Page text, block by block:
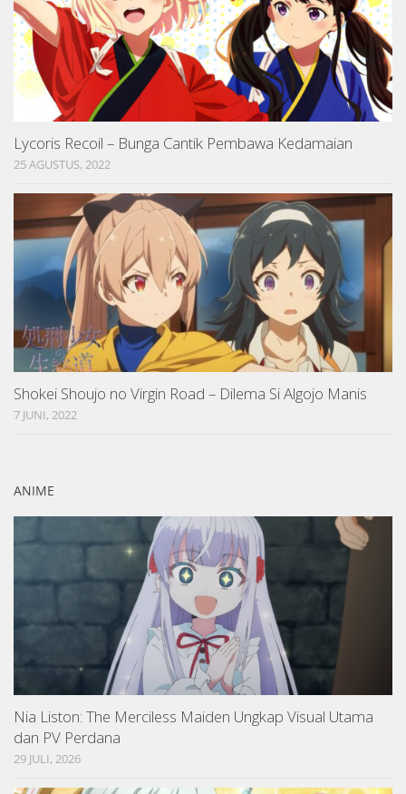
Lycoris Recoil – Bunga Cantik Pembawa Kedamaian
25 AGUSTUS, 2022
Shokei Shoujo no Virgin Road – Dilema Si Algojo Manis
7 JUNI, 2022
ANIME
Nia Liston: The Merciless Maiden Ungkap Visual Utama
dan PV Perdana
29 JULI, 2026